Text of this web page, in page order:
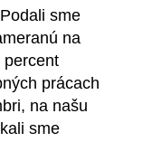
sme
na
percent
prácach
na našu
sme